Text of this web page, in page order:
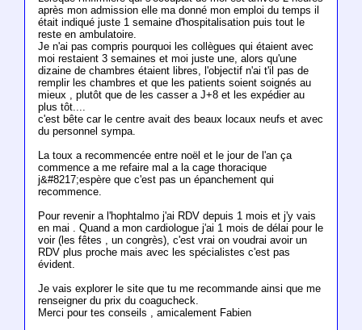
après mon admission elle ma donné mon emploi du temps il
était indiqué juste 1 semaine d'hospitalisation puis tout le
reste en ambulatoire.
Je n'ai pas compris pourquoi les collègues qui étaient avec
moi restaient 3 semaines et moi juste une, alors qu'une
dizaine de chambres étaient libres, l'objectif n'ai t'il pas de
remplir les chambres et que les patients soient soignés au
mieux , plutôt que de les casser a J+8 et les expédier au
plus tôt....
c'est bête car le centre avait des beaux locaux neufs et avec
du personnel sympa.
La toux a recommencée entre noël et le jour de l'an ça
commence a me refaire mal a la cage thoracique
j&#8217;espère que c'est pas un épanchement qui
recommence.
Pour revenir a l'hophtalmo j'ai RDV depuis 1 mois et j'y vais
en mai . Quand a mon cardiologue j'ai 1 mois de délai pour le
voir (les fêtes , un congrès), c'est vrai on voudrai avoir un
RDV plus proche mais avec les spécialistes c'est pas
évident.
Je vais explorer le site que tu me recommande ainsi que me
renseigner du prix du coagucheck.
Merci pour tes conseils , amicalement Fabien